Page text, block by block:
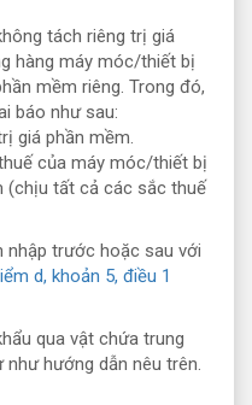
tách riêng trị giá
hàng máy móc/thiết bị
mềm riêng. Trong đó,
báo như sau:
giá phần mềm.
của máy móc/thiết bị
(chịu tất cả các sắc thuế
nhập trước hoặc sau với
d, khoản 5, điều 1
qua vật chứa trung
hướng dẫn nêu trên.